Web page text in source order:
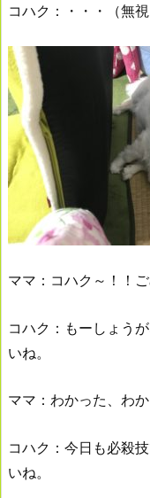
コハク：・・・（無視
ママ：コハク～！！
コハク：もーしょう
いね。
ママ：わかった、わ
コハク：今日も必殺
いね。